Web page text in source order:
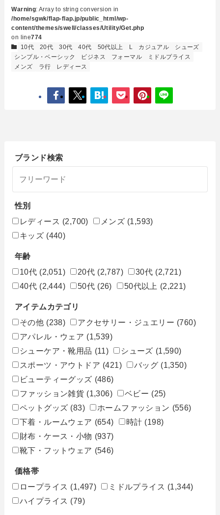
Warning: Array to string conversion in
/home/sgwk/flap-flap.jp/public_html/wp-
content/themes/swell/classes/Utility/Get.php
on line774
10代
20代 30代 40代 50代以上 L カジュアル
シューズ
シンプル・ベーシック
ビジネス フォーマル
ミドルプライス
メンズ
ラ行 レディース
ブランド検索
性別
レディース (2,700) メンズ (1,593)
キッズ (440)
年齢
10代 (2,051) 20代 (2,787) 30代 (2,721)
40代 (2,444) 50代 (26) 50代以上 (2,221)
アイテムカテゴリ
その他 (238) アクセサリー・ジュエリー (760)
アパレル・ウェア (1,539)
シューケア・靴用品 (11) シューズ (1,590)
スポーツ・アウトドア (421) バッグ (1,350)
ビューティーグッズ (486)
ファッション雑貨 (1,306) ベビー (25)
ペットグッズ (83) ホームファッション (556)
下着・ルームウェア (654) 時計 (198)
財布・ケース・小物 (937)
靴下・フットウェア (546)
価格帯
ロープライス (1,497) ミドルプライス (1,344)
ハイプライス (79)